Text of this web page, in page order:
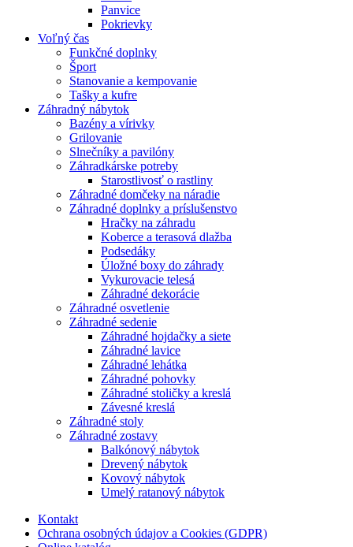
Panvice
Pokrievky
Voľný čas
Funkčné doplnky
Šport
Stanovanie a kempovanie
Tašky a kufre
Záhradný nábytok
Bazény a vírivky
Grilovanie
Slnečníky a pavilóny
Záhradkárske potreby
Starostlivosť o rastliny
Záhradné domčeky na náradie
Záhradné doplnky a príslušenstvo
Hračky na záhradu
Koberce a terasová dlažba
Podsedáky
Úložné boxy do záhrady
Vykurovacie telesá
Záhradné dekorácie
Záhradné osvetlenie
Záhradné sedenie
Záhradné hojdačky a siete
Záhradné lavice
Záhradné lehátka
Záhradné pohovky
Záhradné stoličky a kreslá
Závesné kreslá
Záhradné stoly
Záhradné zostavy
Balkónový nábytok
Drevený nábytok
Kovový nábytok
Umelý ratanový nábytok
Kontakt
Ochrana osobných údajov a Cookies (GDPR)